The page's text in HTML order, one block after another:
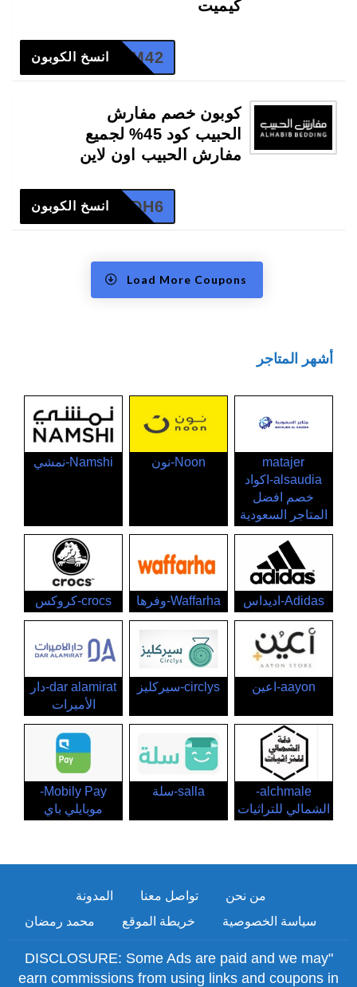
كيميت
M42 انسخ الكوبون
كوبون خصم مفارش
الحبيب كود 45% لجميع
مفارش الحبيب اون لاين
LA1DH6انسخ الكوبون
Load More Coupons
أشهر المتاجر
matajer
alsaudia-اكواد
خصم افضل
المتاجر السعودية
Noon-نون Namshi-نمشي
Adidas-اديداس Waffarha-وفرها crocs-كروكس
aayon-اعين circlys-سيركليز
dar alamirat-دار
الأميرات
alchmale-
الشمالي للتراثيات
salla-سلة
Mobily Pay-
موبايلي باي
من نحن تواصل معنا
المدونة
سياسة الخصوصية
خريطة الموقع محمد رمضان
"DISCLOSURE: Some Ads are paid and we may
earn commissions from using links and coupons in